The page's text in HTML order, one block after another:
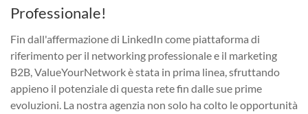
Professionale!
Fin dall'affermazione di LinkedIn come piattaforma di
riferimento per il networking professionale e il marketing
B2B, ValueYourNetwork è stata in prima linea, sfruttando
appieno il potenziale di questa rete fin dalle sue prime
evoluzioni. La nostra agenzia non solo ha colto le opportunità